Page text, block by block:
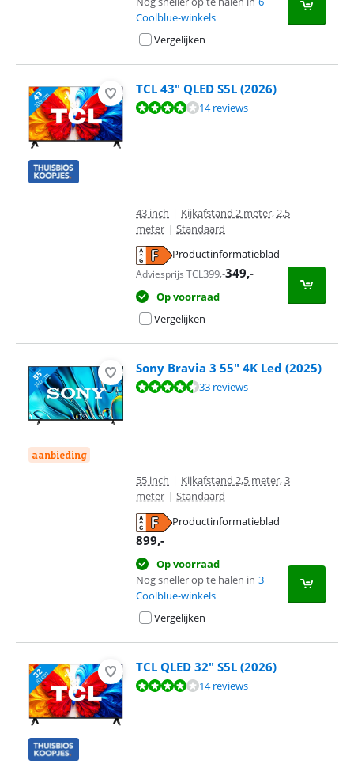
Coolblue-winkels
Vergelijken
TCL 43" QLED S5L (2026)
Beoordeling is 8,3 van de 10, gebaseerd op 14 reviews.
14 reviews
43 inch | Kijkafstand 2 meter, 2,5
meter | Standaard
Productinformatieblad
Adviesprijs TCL399,-349,-
Op voorraad
Vergelijken
aanbieding
Sony Bravia 3 55" 4K Led (2025)
Beoordeling is 8,6 van de 10, gebaseerd op 33 reviews.
33 reviews
55 inch | Kijkafstand 2,5 meter, 3
meter | Standaard
Productinformatieblad
899,-
Op voorraad
Nog sneller op te halen in 3
Coolblue-winkels
Vergelijken
TCL QLED 32" S5L (2026)
Beoordeling is 8,3 van de 10, gebaseerd op 14 reviews.
14 reviews